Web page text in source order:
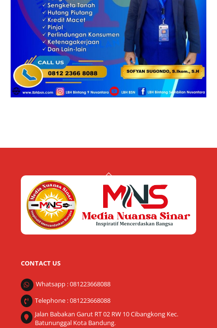
Back
Top
CONTACT US
Whatsapp : 081223668088
Telephone : 081223668088
Jalan Babakan Garut RT 02 RW 10 Cibangkong Kec.
Batununggal Kota Bandung.